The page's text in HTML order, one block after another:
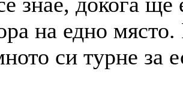
на едно
си турне за